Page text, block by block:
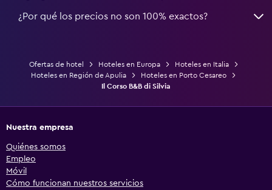
¿Por qué los precios no son 100% exactos?
Ofertas de hotel Hoteles en Europa
Hoteles en Italia
Hoteles en Región de Apulia
Hoteles en Porto Cesareo
Il Corso B&B di Silvia
Nuestra empresa
Quiénes somos
Empleo
Móvil
Cómo funcionan nuestros servicios